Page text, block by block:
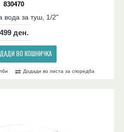
830470
вода за туш, 1/2"
499 ден.
ВО КОШНИЧКА
Додади во листа за споредба